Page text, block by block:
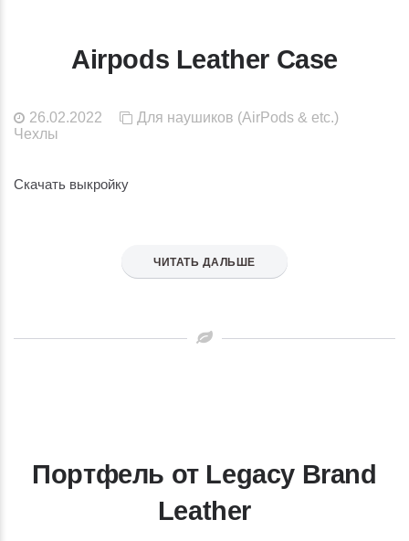
Airpods Leather Case
26.02.2022
Для наушиков (AirPods & etc.)
Чехлы
Скачать выкройку
ЧИТАТЬ ДАЛЬШЕ
Портфель от Legacy Brand
Leather